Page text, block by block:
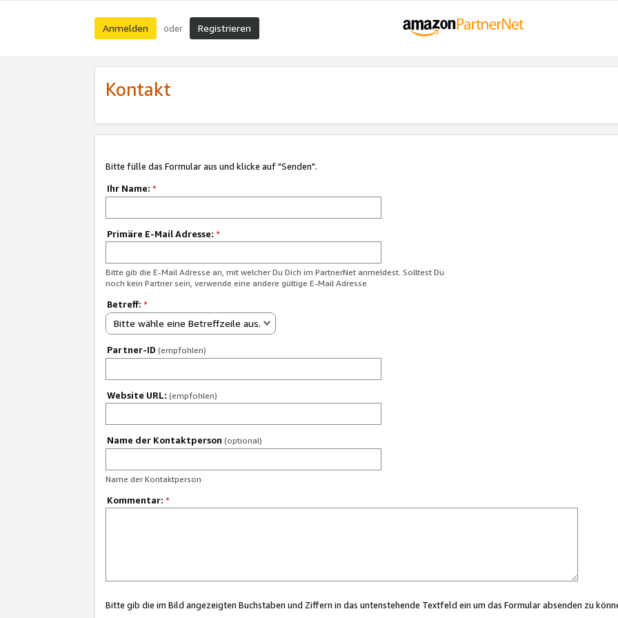
Anmelden oder Registrieren
Kontakt
Bitte fülle das Formular aus und klicke auf "Senden".
Ihr Name: *
Primäre E-Mail Adresse: *
Bitte gib die E-Mail Adresse an, mit welcher Du Dich im PartnerNet anmeldest. Solltest Du
noch kein Partner sein, verwende eine andere gültige E-Mail Adresse.
Betreff: *
Bitte wähle eine Betreffzeile aus.
Partner-ID (empfohlen)
Website URL: (empfohlen)
Name der Kontaktperson (optional)
Name der Kontaktperson
Kommentar: *
Bitte gib die im Bild angezeigten Buchstaben und Ziffern in das untenstehende Textfeld ein um das Formular absenden zu